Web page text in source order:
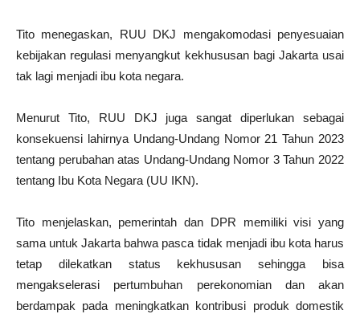
Tito menegaskan, RUU DKJ mengakomodasi penyesuaian
kebijakan regulasi menyangkut kekhususan bagi Jakarta usai
tak lagi menjadi ibu kota negara.
Menurut Tito, RUU DKJ juga sangat diperlukan sebagai
konsekuensi lahirnya Undang-Undang Nomor 21 Tahun 2023
tentang perubahan atas Undang-Undang Nomor 3 Tahun 2022
tentang Ibu Kota Negara (UU IKN).
Tito menjelaskan, pemerintah dan DPR memiliki visi yang
sama untuk Jakarta bahwa pasca tidak menjadi ibu kota harus
tetap dilekatkan status kekhususan sehingga bisa
mengakselerasi pertumbuhan perekonomian dan akan
berdampak pada meningkatkan kontribusi produk domestik